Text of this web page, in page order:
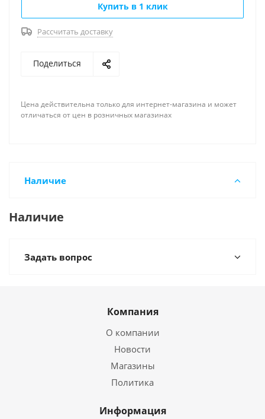
Купить в 1 клик
Рассчитать доставку
Поделиться
Цена действительна только для интернет-магазина и может
отличаться от цен в розничных магазинах
Наличие
Наличие
Задать вопрос
Компания
О компании
Новости
Магазины
Политика
Информация